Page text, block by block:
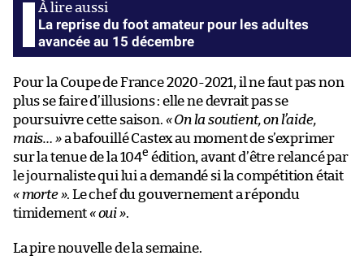
La reprise du foot amateur pour les adultes
avancée au 15 décembre
Pour la Coupe de France 2020-2021, il ne faut pas non
plus se faire d’illusions : elle ne devrait pas se
poursuivre cette saison. « On la soutient, on l’aide,
mais… »a bafouillé Castex au moment de s’exprimer
sur la tenue de la 104e édition, avant d’être relancé par
le journaliste qui lui a demandé si la compétition était
« morte ». Le chef du gouvernement a répondu
timidement« oui ».
La pire nouvelle de la semaine.